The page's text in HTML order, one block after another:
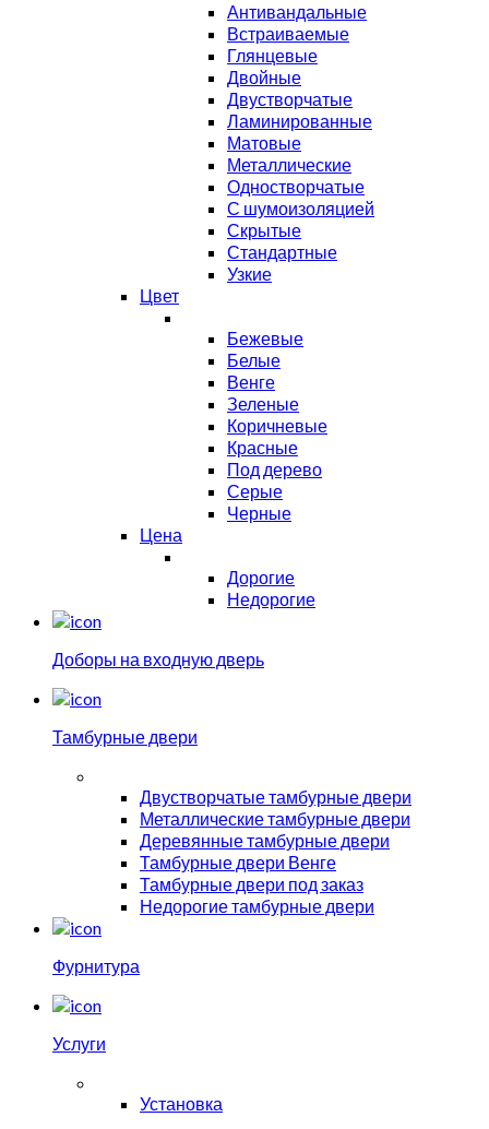
Антивандальные
Встраиваемые
Глянцевые
Двойные
Двустворчатые
Ламинированные
Матовые
Металлические
Одностворчатые
С шумоизоляцией
Скрытые
Стандартные
Узкие
Цвет
Бежевые
Белые
Венге
Зеленые
Коричневые
Красные
Под дерево
Серые
Черные
Цена
Дорогие
Недорогие
Доборы на входную дверь
Тамбурные двери
Двустворчатые тамбурные двери
Металлические тамбурные двери
Деревянные тамбурные двери
Тамбурные двери Венге
Тамбурные двери под заказ
Недорогие тамбурные двери
Фурнитура
Услуги
Установка